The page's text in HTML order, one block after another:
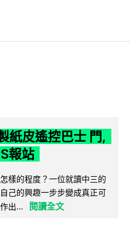
紙皮遙控巴士 門,
報站
樣的程度？一位就讀中三的
己的興趣一步步變成真正可
出...
閱讀全文